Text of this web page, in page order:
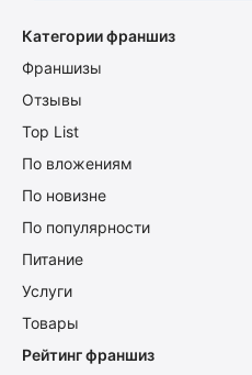
Категории франшиз
Франшизы
Отзывы
Top List
По вложениям
По новизне
По популярности
Питание
Услуги
Товары
Рейтинг франшиз